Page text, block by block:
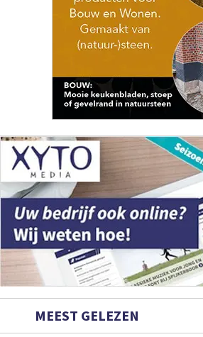
MEEST GELEZEN